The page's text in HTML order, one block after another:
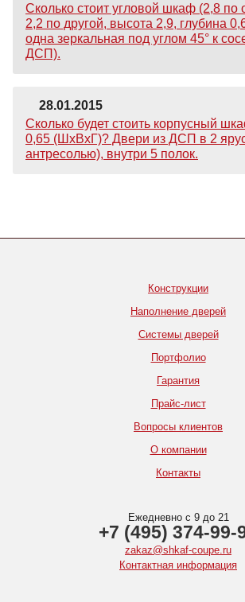
Сколько стоит угловой шкаф (2,8 по
2,2 по другой, высота 2,9, глубина
одна зеркальная под углом 45° к
ДСП).
28.01.2015
Сколько будет стоить корпусный
0,65 (ШхВхГ)? Двери из ДСП в 2
антресолью), внутри 5 полок.
Конструкции
Наполнение дверей
Системы дверей
Портфолио
Гарантия
Прайс-лист
Вопросы клиентов
О компании
Контакты
Ежедневно с 9 до 21
+7 (495) 374-99-
zakaz@shkaf-coupe.ru
Контактная информация